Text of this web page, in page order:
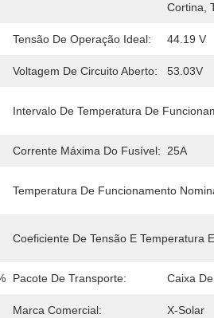
Cortina,
Tensão De Operação Ideal: 44.19 V
Voltagem De Circuito Aberto: 53.03V
Intervalo De Temperatura De
Corrente Máxima Do Fusível: 25A
Temperatura De Funcionamento
Coeficiente De Tensão E Temperatura
Pacote De Transporte: Caixa
Marca Comercial: X-Solar